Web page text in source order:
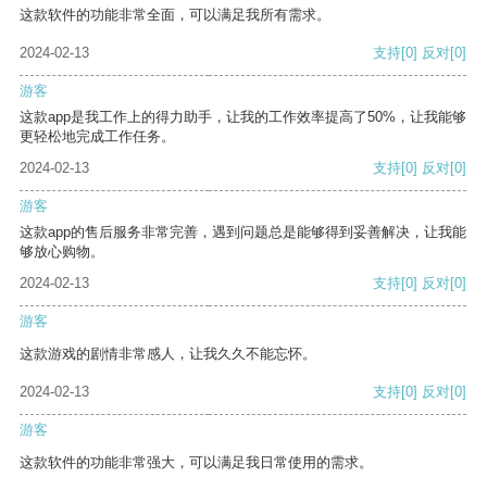
这款软件的功能非常全面，可以满足我所有需求。
2024-02-13 支持[0] 反对[0]
游客
这款app是我工作上的得力助手，让我的工作效率提高了50%，让我能够
更轻松地完成工作任务。
2024-02-13
支持[0] 反对[0]
游客
这款app的售后服务非常完善，遇到问题总是能够得到妥善解决，让我能
够放心购物。
2024-02-13
支持[0] 反对[0]
游客
这款游戏的剧情非常感人，让我久久不能忘怀。
2024-02-13 支持[0] 反对[0]
游客
这款软件的功能非常强大，可以满足我日常使用的需求。